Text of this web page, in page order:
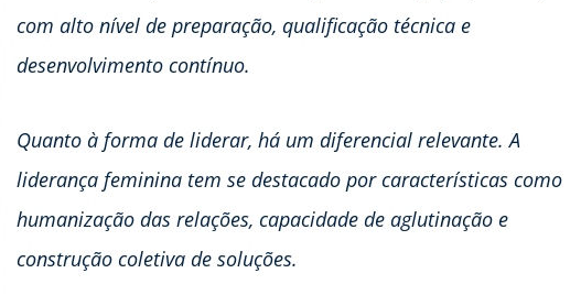
com alto nível de preparação, qualificação técnica e
desenvolvimento contínuo.
Quanto à forma de liderar, há um diferencial relevante. A
liderança feminina tem se destacado por características como
humanização das relações, capacidade de aglutinação e
construção coletiva de soluções.